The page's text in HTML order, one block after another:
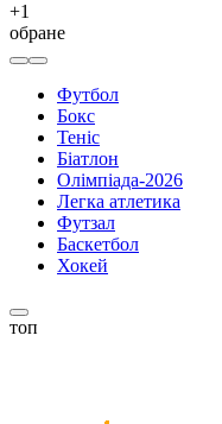
+1
обране
Футбол
Бокс
Теніс
Біатлон
Олімпіада-2026
Легка атлетика
Футзал
Баскетбол
Хокей
топ